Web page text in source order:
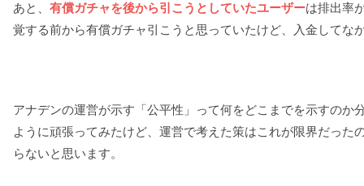
あと、 有償ガチャを後から引こうとしていたユーザーは排出率
覚する前から有償ガチャ引こうと思っていたけど、入金して
アナデンの運営が示す「公平性」って何をどこまでを示すの
ように頑張ってみたけど、運営で考えた策はこれが限界だっ
らないと思います。